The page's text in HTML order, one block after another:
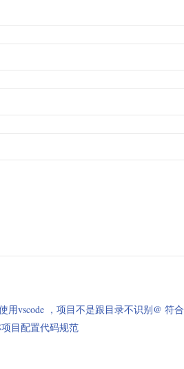
用vscode ，项目不是跟目录不识别@ 符合
项目配置代码规范